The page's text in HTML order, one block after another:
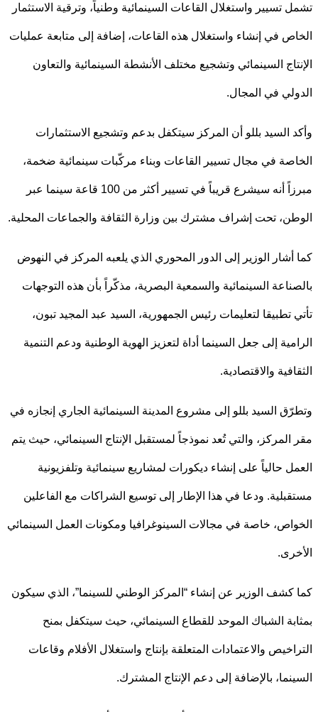
تسيير واستغلال القاعات السينمائية وطنياً، وترقية الاستثمار
في إنشاء واستغلال هذه القاعات، إضافة إلى متابعة عمليات
السينمائي وتشجيع مختلف الأنشطة السينمائية والتعاون
في المجال.
السيد بللو أن المركز سيتكفل بدعم وتشجيع الاستثمارات
في مجال تسيير القاعات وبناء مركّبات سينمائية ضخمة،
مبرزاً أنه سيشرع قريباً في تسيير أكثر من 100 قاعة سينما عبر
تحت إشراف مشترك بين وزارة الثقافة والجماعات المحلية.
الوزير إلى الدور المحوري الذي يلعبه المركز في النهوض
السينمائية والسمعية البصرية، مذكّراً بأن هذه التوجهات
تطبيقا لتعليمات رئيس الجمهورية، السيد عبد المجيد تبون،
إلى جعل السينما أداة لتعزيز الهوية الوطنية ودعم التنمية
والاقتصادية.
السيد بللو إلى مشروع المدينة السينمائية الجاري إنجازه في
والتي تُعد نموذجاً لمستقبل الإنتاج السينمائي، حيث يتم
حالياً على إنشاء ديكورات لمشاريع سينمائية وتلفزيونية
ودعا في هذا الإطار إلى توسيع الشراكات مع الفاعلين
خاصة في مجالات السينوغرافيا ومكونات العمل السينمائي
كشف الوزير عن إنشاء “المركز الوطني للسينما”، الذي سيكون
الشباك الموحد للقطاع السينمائي، حيث سيتكفل بمنح
والاعتمادات المتعلقة بإنتاج واستغلال الأفلام وقاعات
بالإضافة إلى دعم الإنتاج المشترك.